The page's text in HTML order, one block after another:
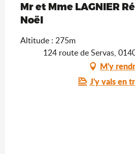
Mr et Mme LAGNIER
Noël
Altitude : 275m
124 route de Servas,
M'y
J'y vais en